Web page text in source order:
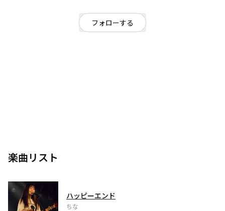
フォローする
楽曲リスト
ハッピーエンド
ちな